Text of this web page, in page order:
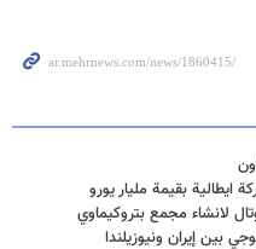
ايطالية بقيمة مليار يورو
لانشاء مجمع بتروكيماوي
بين إيران ونيوزيلندا